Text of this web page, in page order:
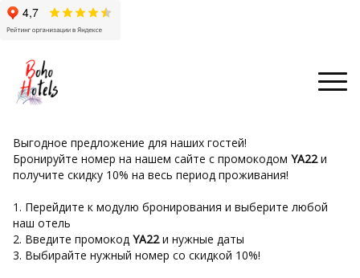
Выгодное предложение для наших гостей!
Бронируйте номер на нашем сайте с промокодом YA22и
получите скидку 10% на весь период проживания!
1. Перейдите к модулю бронирования и выберите любой
наш отель
2. Введите промокод YA22и нужные даты
3. Выбирайте нужный номер со скидкой 10%!